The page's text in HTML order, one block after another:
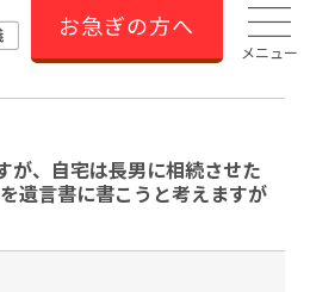
お急ぎの方へ
メニュー
が、自宅は長男に相続させた
遺言書に書こうと考えますが